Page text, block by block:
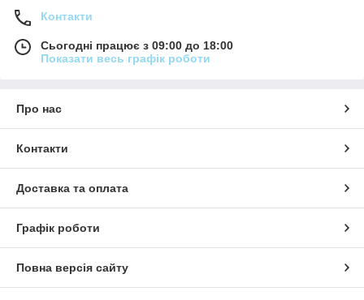
Контакти
Сьогодні працює з 09:00 до 18:00
Показати весь графік роботи
Про нас
Контакти
Доставка та оплата
Графік роботи
Повна версія сайту